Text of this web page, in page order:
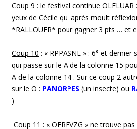
Coup 9 : le festival continue OLELUAR :
yeux de Cécile qui après moult
*RALLOUER* pour gagner 3 pts … et
Coup 10 : « RPPASNE » : 6° et dernier
qui passe sur le A de la colonne 15
A de la colonne 14 . Sur ce coup 2
sur le O : PANORPES (un insecte) ou
)
Coup 11 : « OEREVZG » ne trouve